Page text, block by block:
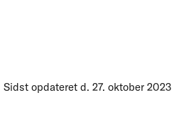
Sidst opdateret d. 27. oktober 2023